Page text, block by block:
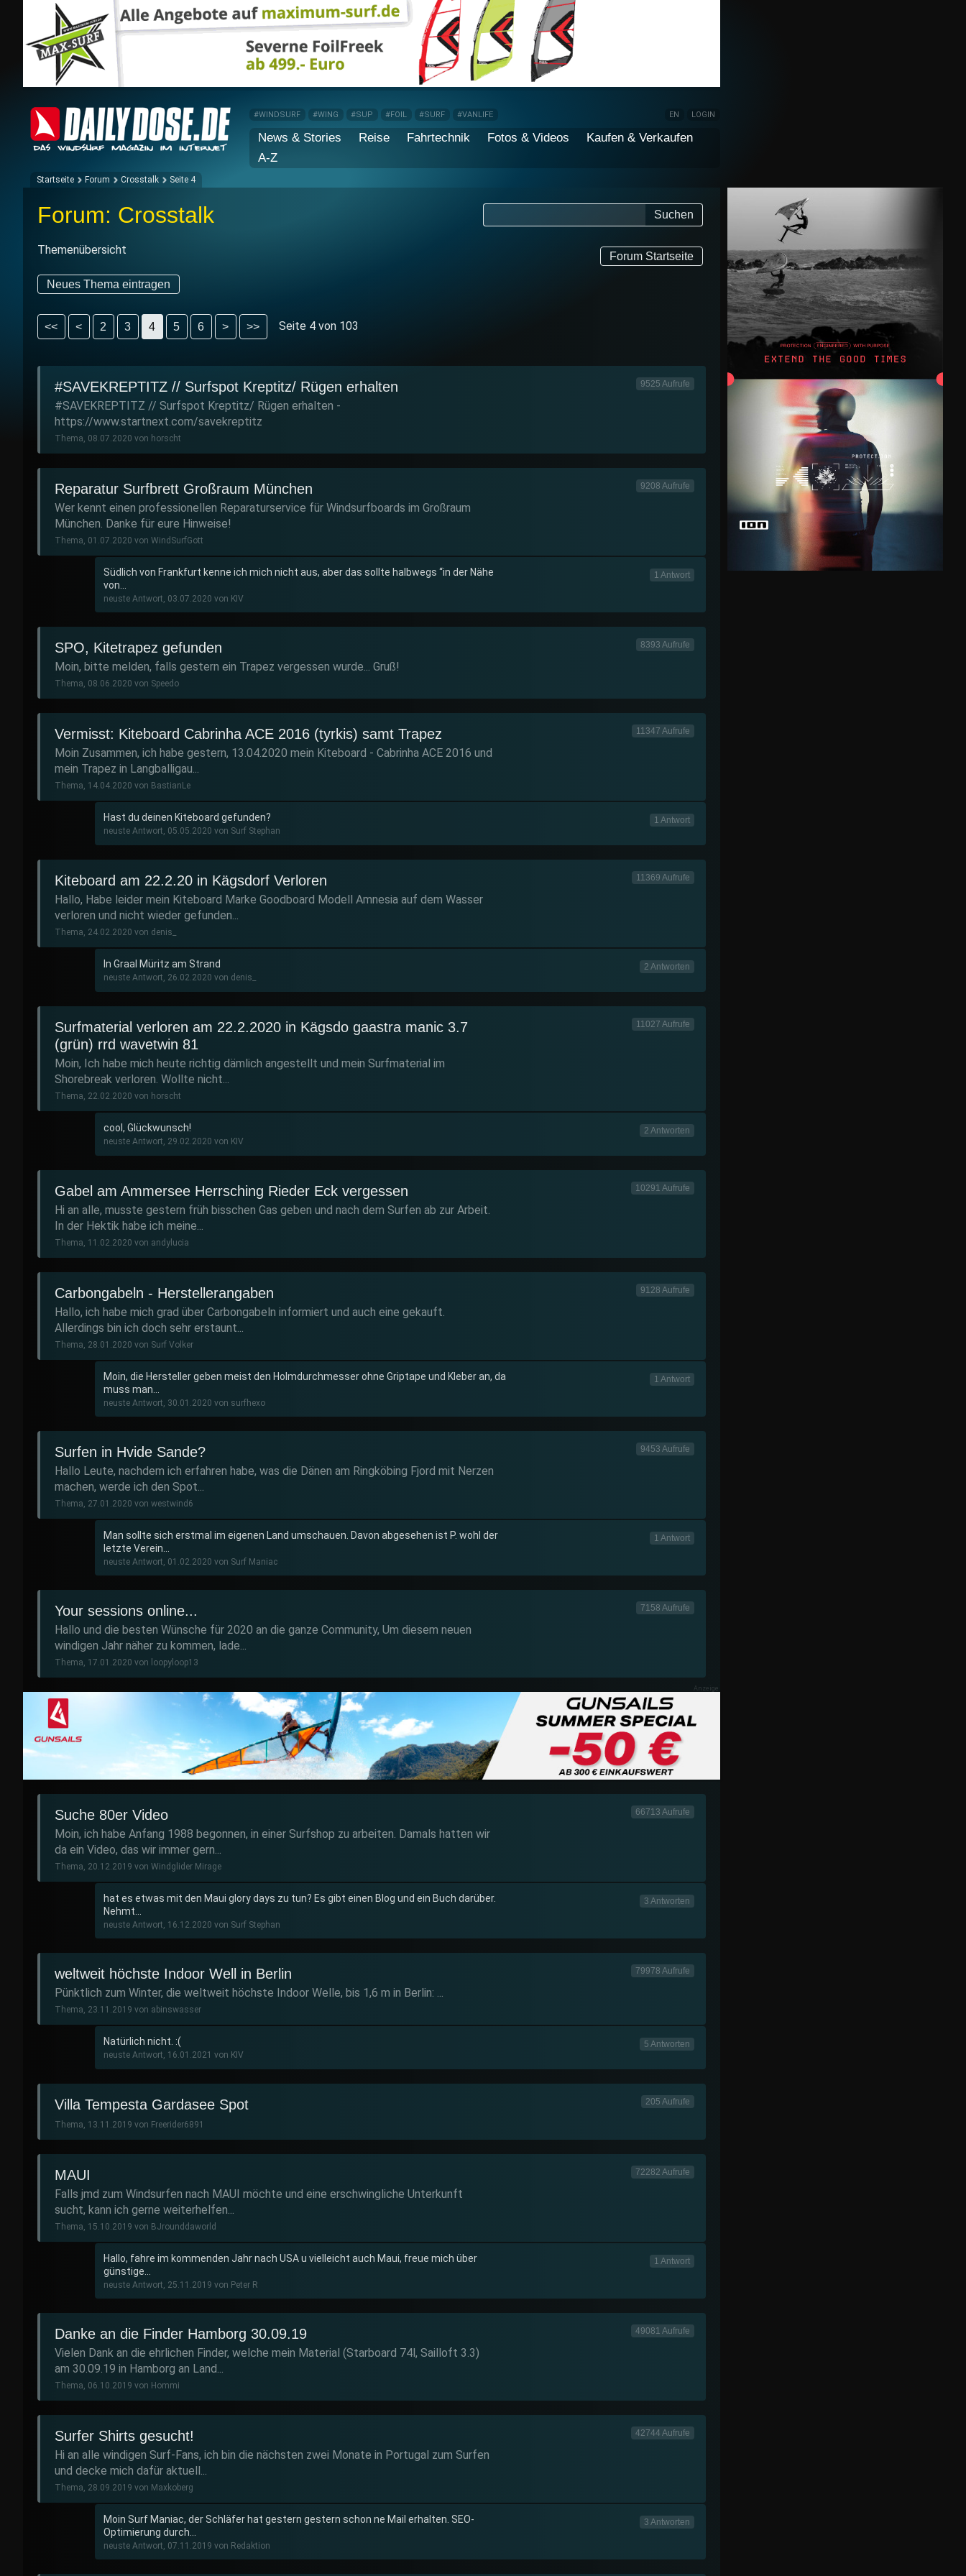
#WINDSURF #WING #SUP #FOIL #SURF #VANLIFE EN LOGIN
News & Stories Reise Fahrtechnik Fotos & Videos
Kaufen & Verkaufen
A-Z
Startseite Forum Crosstalk Seite 4
Forum: Crosstalk Suchen
Themenübersicht
Neues Thema eintragen
Forum Startseite
<< < 2 3 4 5 6 > >> Seite 4 von 103
#SAVEKREPTITZ // Surfspot Kreptitz/ Rügen erhalten
#SAVEKREPTITZ // Surfspot Kreptitz/ Rügen erhalten -
https://www.startnext.com/savekreptitz
Thema, 08.07.2020 von horscht
9525 Aufrufe
Reparatur Surfbrett Großraum München
Wer kennt einen professionellen Reparaturservice für Windsurfboards im Großraum
München. Danke für eure Hinweise!
Thema, 01.07.2020 von WindSurfGott
9208 Aufrufe
Südlich von Frankfurt kenne ich mich nicht aus, aber das sollte halbwegs “in der Nähe
von...
neuste Antwort, 03.07.2020 von KIV
1 Antwort
SPO, Kitetrapez gefunden
Moin, bitte melden, falls gestern ein Trapez vergessen wurde... Gruß!
Thema, 08.06.2020 von Speedo
8393 Aufrufe
Vermisst: Kiteboard Cabrinha ACE 2016 (tyrkis) samt Trapez
Moin Zusammen, ich habe gestern, 13.04.2020 mein Kiteboard - Cabrinha ACE 2016 und
mein Trapez in Langballigau...
Thema, 14.04.2020 von BastianLe
11347 Aufrufe
Hast du deinen Kiteboard gefunden?
neuste Antwort, 05.05.2020 von Surf Stephan
1 Antwort
Kiteboard am 22.2.20 in Kägsdorf Verloren
Hallo, Habe leider mein Kiteboard Marke Goodboard Modell Amnesia auf dem Wasser
verloren und nicht wieder gefunden...
Thema, 24.02.2020 von denis_
11369 Aufrufe
In Graal Müritz am Strand
neuste Antwort, 26.02.2020 von denis_
2 Antworten
Surfmaterial verloren am 22.2.2020 in Kägsdo gaastra manic 3.7
(grün) rrd wavetwin 81
Moin, Ich habe mich heute richtig dämlich angestellt und mein Surfmaterial im
Shorebreak verloren. Wollte nicht...
Thema, 22.02.2020 von horscht
11027 Aufrufe
cool, Glückwunsch!
neuste Antwort, 29.02.2020 von KIV
2 Antworten
Gabel am Ammersee Herrsching Rieder Eck vergessen
Hi an alle, musste gestern früh bisschen Gas geben und nach dem Surfen ab zur Arbeit.
In der Hektik habe ich meine...
Thema, 11.02.2020 von andylucia
10291 Aufrufe
Carbongabeln - Herstellerangaben
Hallo, ich habe mich grad über Carbongabeln informiert und auch eine gekauft.
Allerdings bin ich doch sehr erstaunt...
Thema, 28.01.2020 von Surf Volker
9128 Aufrufe
Moin, die Hersteller geben meist den Holmdurchmesser ohne Griptape und Kleber an, da
muss man...
neuste Antwort, 30.01.2020 von surfhexo
1 Antwort
Surfen in Hvide Sande?
Hallo Leute, nachdem ich erfahren habe, was die Dänen am Ringköbing Fjord mit Nerzen
machen, werde ich den Spot...
Thema, 27.01.2020 von westwind6
9453 Aufrufe
Man sollte sich erstmal im eigenen Land umschauen. Davon abgesehen ist P. wohl der
letzte Verein...
neuste Antwort, 01.02.2020 von Surf Maniac
1 Antwort
Your sessions online...
Hallo und die besten Wünsche für 2020 an die ganze Community, Um diesem neuen
windigen Jahr näher zu kommen, lade...
Thema, 17.01.2020 von loopyloop13
7158 Aufrufe
Suche 80er Video
Moin, ich habe Anfang 1988 begonnen, in einer Surfshop zu arbeiten. Damals hatten wir
da ein Video, das wir immer gern...
Thema, 20.12.2019 von Windglider Mirage
66713 Aufrufe
hat es etwas mit den Maui glory days zu tun? Es gibt einen Blog und ein Buch darüber.
Nehmt...
neuste Antwort, 16.12.2020 von Surf Stephan
3 Antworten
weltweit höchste Indoor Well in Berlin
Pünktlich zum Winter, die weltweit höchste Indoor Welle, bis 1,6 m in Berlin: ...
Thema, 23.11.2019 von abinswasser
79978 Aufrufe
Natürlich nicht. :(
neuste Antwort, 16.01.2021 von KIV
5 Antworten
Villa Tempesta Gardasee Spot
Thema, 13.11.2019 von Freerider6891
205 Aufrufe
MAUI
Falls jmd zum Windsurfen nach MAUI möchte und eine erschwingliche Unterkunft
sucht, kann ich gerne weiterhelfen...
Thema, 15.10.2019 von BJrounddaworld
72282 Aufrufe
Hallo, fahre im kommenden Jahr nach USA u vielleicht auch Maui, freue mich über
günstige...
neuste Antwort, 25.11.2019 von Peter R
1 Antwort
Danke an die Finder Hamborg 30.09.19
Vielen Dank an die ehrlichen Finder, welche mein Material (Starboard 74l, Sailloft 3.3)
am 30.09.19 in Hamborg an Land...
Thema, 06.10.2019 von Hommi
49081 Aufrufe
Surfer Shirts gesucht!
Hi an alle windigen Surf-Fans, ich bin die nächsten zwei Monate in Portugal zum Surfen
und decke mich dafür aktuell...
Thema, 28.09.2019 von Maxkoberg
42744 Aufrufe
Moin Surf Maniac, der Schläfer hat gestern gestern schon ne Mail erhalten. SEO-
Optimierung durch...
neuste Antwort, 07.11.2019 von Redaktion
3 Antworten